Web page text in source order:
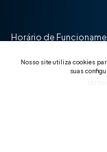
Nosso site utiliza cookies
suas
Horário de
Seg a Sexta das 8hrs